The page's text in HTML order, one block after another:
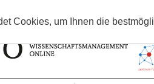
Cookies, um Ihnen die